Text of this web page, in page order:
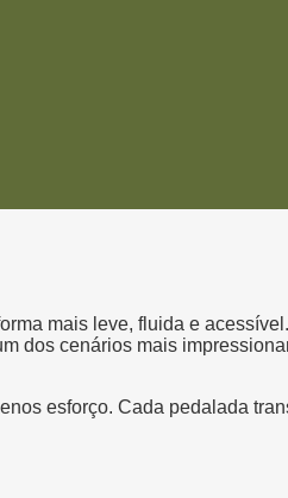
mais leve, fluida e acessível.
dos cenários mais
esforço. Cada pedalada